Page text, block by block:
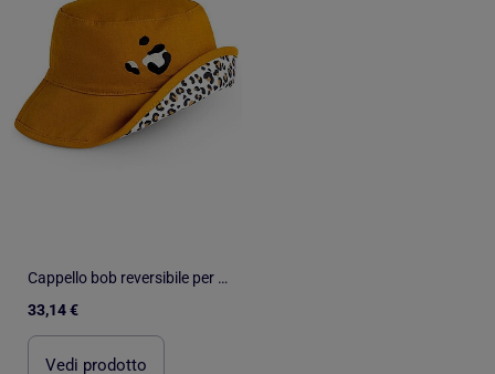
Cappello bob reversibile per bambino upf50 | Ki ET LA
33,14 €
Vedi prodotto